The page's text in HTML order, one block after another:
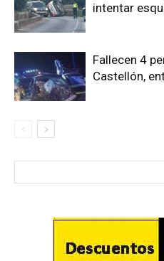
intentar
Fallecen 4
Castellón,